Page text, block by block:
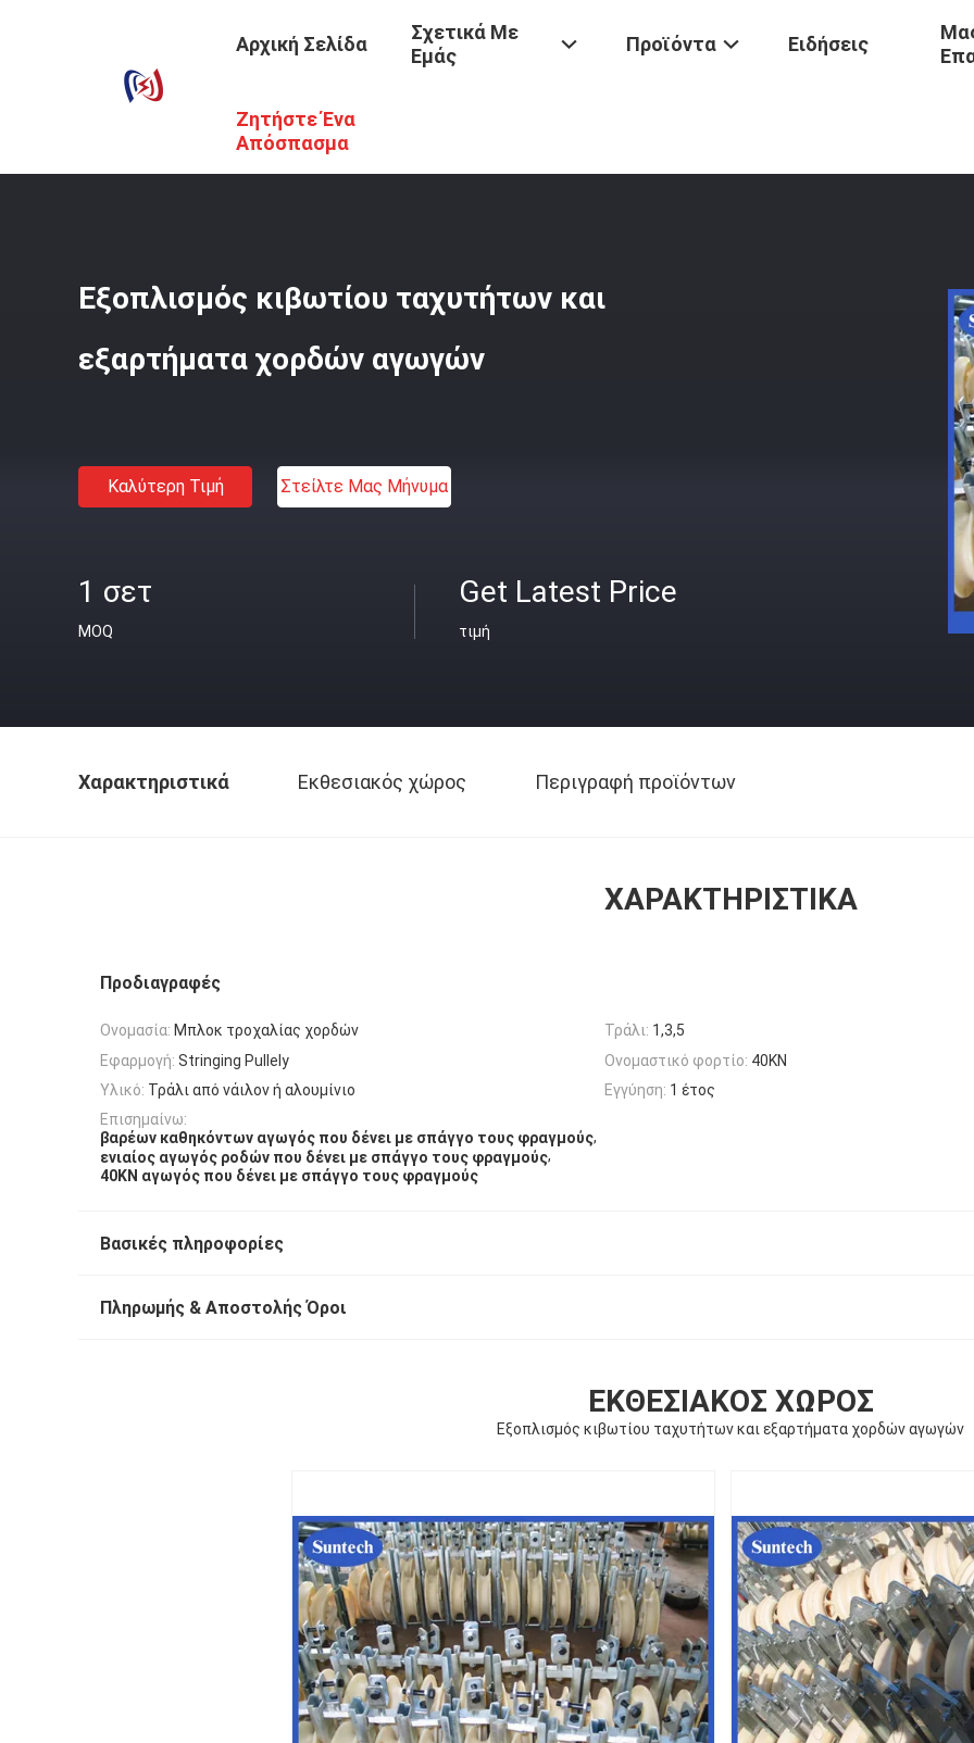
Αρχική Σελίδα
Σχετικά Με
Εμάς
Προϊόντα Ειδήσεις
Ζητήστε Ένα
Απόσπασμα
Προϊόντα / Αγωγός Που Δένει Με Σπάγγο Τους Φραγμούς
Εξοπλισμός κιβωτίου ταχυτήτων και
εξαρτήματα χορδών αγωγών
Καλύτερη Τιμή Στείλτε Μας Μήνυμα
1 σετ
MOQ
Get Latest Price
τιμή
Χαρακτηριστικά Εκθεσιακός χώρος Περιγραφή προϊόντων
ΧΑΡΑΚΤΗΡΙΣΤΙΚΆ
Προδιαγραφές
Ονομασία: Μπλοκ τροχαλίας χορδών Τράλι: 1,3,5
Εφαρμογή: Stringing Pullely Ονομαστικό φορτίο: 40KN
Υλικό: Τράλι από νάιλον ή αλουμίνιο Εγγύηση: 1 έτος
Επισημαίνω:
βαρέων καθηκόντων αγωγός που δένει με σπάγγο τους φραγμούς,
ενιαίος αγωγός ροδών που δένει με σπάγγο τους φραγμούς,
40KN αγωγός που δένει με σπάγγο τους φραγμούς
Βασικές πληροφορίες
Πληρωμής & Αποστολής Όροι
ΕΚΘΕΣΙΑΚΌΣ ΧΏΡΟΣ
Εξοπλισμός κιβωτίου ταχυτήτων και εξαρτήματα χορδών αγωγών